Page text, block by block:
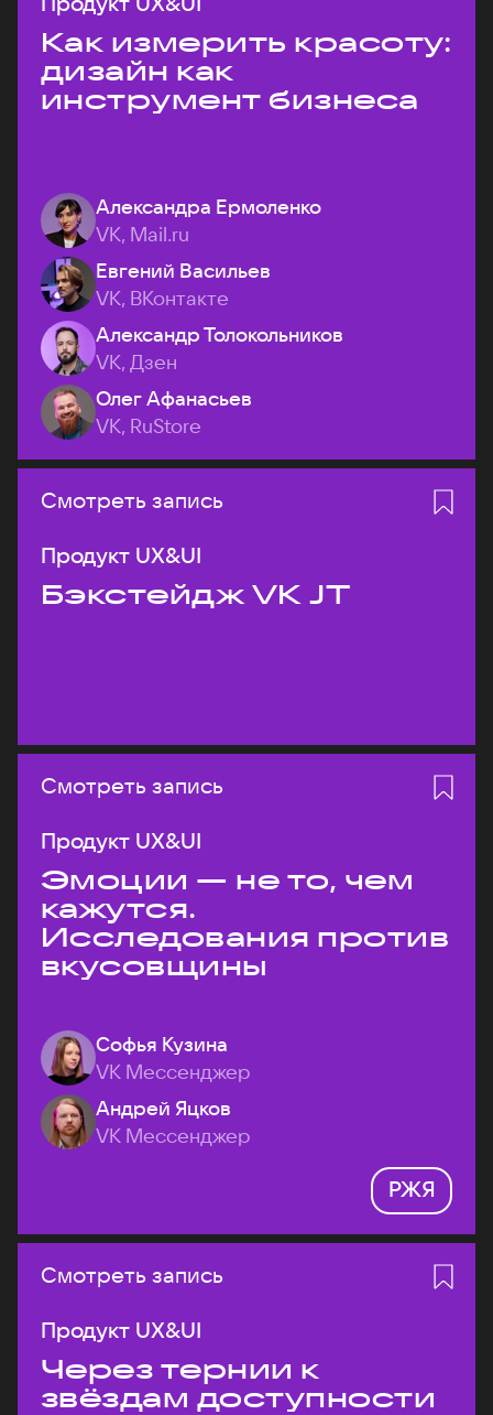
Как измерить красоту:
дизайн как
инструмент бизнеса
Александра Ермоленко
VK, Mail.ru
Евгений Васильев
VK, ВКонтакте
Александр Толокольников
VK, Дзен
Олег Афанасьев
VK, RuStore
Смотреть запись
Продукт UX&UI
Бэкстейдж VK JT
Смотреть запись
Продукт UX&UI
Эмоции — не то, чем
кажутся.
Исследования против
вкусовщины
Софья Кузина
VK Мессенджер
Андрей Яцков
VK Мессенджер
РЖЯ
Смотреть запись
Продукт UX&UI
Через тернии к
звёздам доступности